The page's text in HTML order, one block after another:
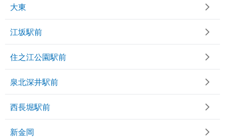
大東
江坂駅前
住之江公園駅前
泉北深井駅前
西長堀駅前
新金岡